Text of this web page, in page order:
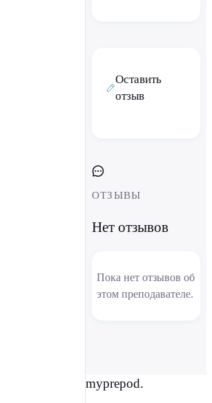
Оставить
отзыв
ОТЗЫВЫ
Нет отзывов
Пока нет отзывов об
этом преподавателе.
myprepod.